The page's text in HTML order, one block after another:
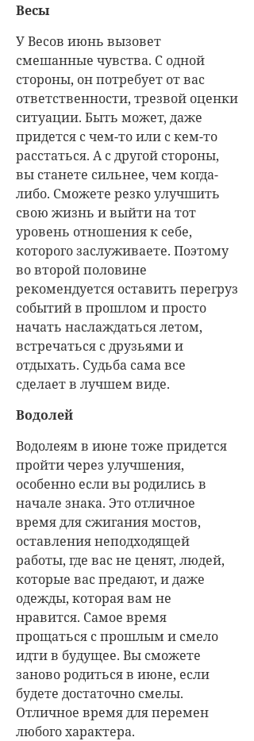
Весы
У Весов июнь вызовет
смешанные чувства. С одной
стороны, он потребует от вас
ответственности, трезвой оценки
ситуации. Быть может, даже
придется с чем-то или с кем-то
расстаться. А с другой стороны,
вы станете сильнее, чем когда-
либо. Сможете резко улучшить
свою жизнь и выйти на тот
уровень отношения к себе,
которого заслуживаете. Поэтому
во второй половине
рекомендуется оставить перегруз
событий в прошлом и просто
начать наслаждаться летом,
встречаться с друзьями и
отдыхать. Судьба сама все
сделает в лучшем виде.
Водолей
Водолеям в июне тоже придется
пройти через улучшения,
особенно если вы родились в
начале знака. Это отличное
время для сжигания мостов,
оставления неподходящей
работы, где вас не ценят, людей,
которые вас предают, и даже
одежды, которая вам не
нравится. Самое время
прощаться с прошлым и смело
идти в будущее. Вы сможете
заново родиться в июне, если
будете достаточно смелы.
Отличное время для перемен
любого характера.